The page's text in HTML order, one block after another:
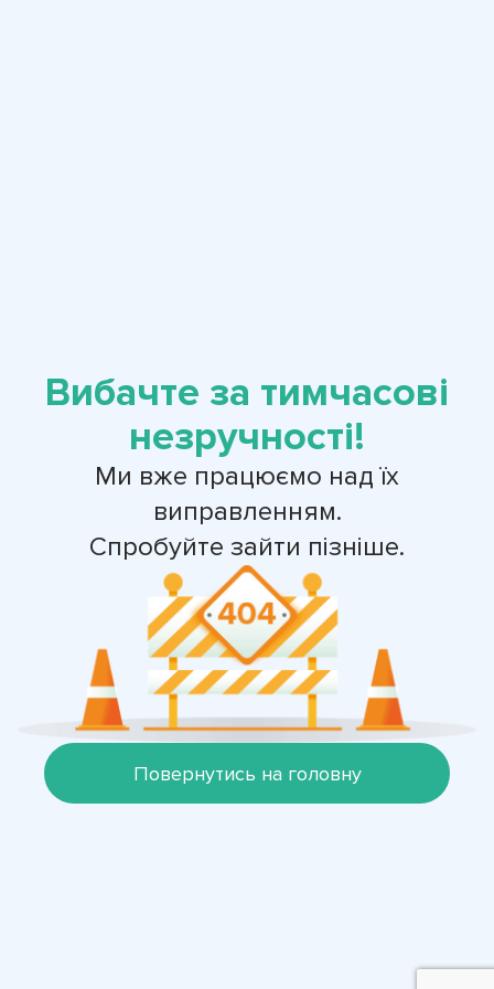
Вибачте за тимчасові
незручності!
Ми вже працюємо над їх
виправленням.
Спробуйте зайти пізніше.
Повернутись на головну